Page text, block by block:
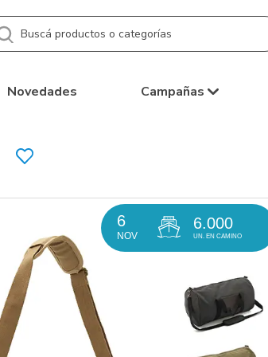
Novedades Campañas
6
NOV
6.000
UN. EN CAMINO